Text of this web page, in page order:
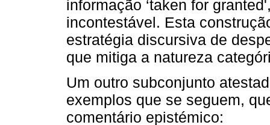
informação ‘taken for
incontestável. Esta
estratégia discursiva de
que mitiga a natureza
Um outro subconjunto
exemplos que se seguem,
comentário epistémico: